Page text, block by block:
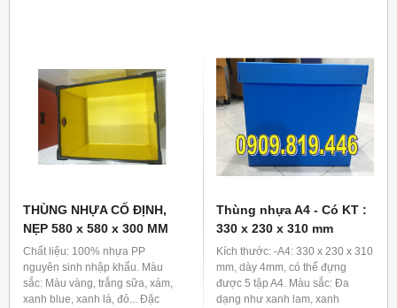
THÙNG NHỰA CỐ ĐỊNH,
NẸP 580 x 580 x 300 MM
Chất liệu: 100% nhựa PP
nguyên sinh nhập khẩu. Màu
sắc: Màu vàng, trắng sữa, xám,
xanh blue, xanh lá, đỏ... Đặc
Thùng nhựa A4 - Có KT :
330 x 230 x 310 mm
Kích thước: -A4: 330 x 230 x 310
mm, dày 4mm, có thể đựng
được 5 tập A4. Màu sắc: Đa
dạng như xanh lam, xanh